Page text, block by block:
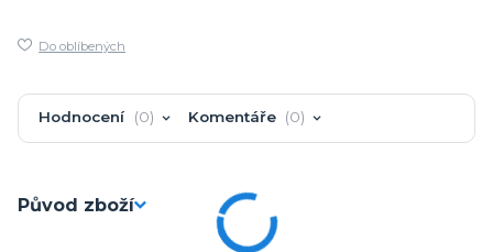
Do oblíbených
Hodnocení 0 Komentáře 0
Původ zboží